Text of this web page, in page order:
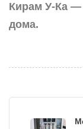
Кирам У-Ка —
дома.